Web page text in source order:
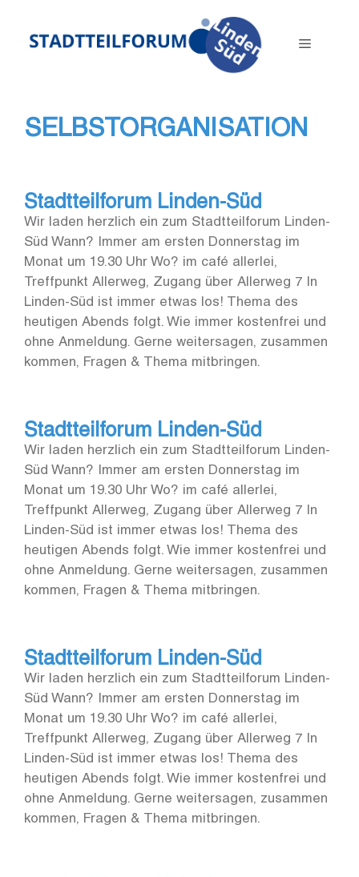
springen
Menü
SELBSTORGANISATION
Stadtteilforum Linden-Süd
Wir laden herzlich ein zum Stadtteilforum Linden-
Süd Wann? Immer am ersten Donnerstag im
Monat um 19.30 Uhr Wo? im café allerlei,
Treffpunkt Allerweg, Zugang über Allerweg 7 In
Linden-Süd ist immer etwas los! Thema des
heutigen Abends folgt. Wie immer kostenfrei und
ohne Anmeldung. Gerne weitersagen, zusammen
kommen, Fragen & Thema mitbringen.
Stadtteilforum Linden-Süd
Wir laden herzlich ein zum Stadtteilforum Linden-
Süd Wann? Immer am ersten Donnerstag im
Monat um 19.30 Uhr Wo? im café allerlei,
Treffpunkt Allerweg, Zugang über Allerweg 7 In
Linden-Süd ist immer etwas los! Thema des
heutigen Abends folgt. Wie immer kostenfrei und
ohne Anmeldung. Gerne weitersagen, zusammen
kommen, Fragen & Thema mitbringen.
Stadtteilforum Linden-Süd
Wir laden herzlich ein zum Stadtteilforum Linden-
Süd Wann? Immer am ersten Donnerstag im
Monat um 19.30 Uhr Wo? im café allerlei,
Treffpunkt Allerweg, Zugang über Allerweg 7 In
Linden-Süd ist immer etwas los! Thema des
heutigen Abends folgt. Wie immer kostenfrei und
ohne Anmeldung. Gerne weitersagen, zusammen
kommen, Fragen & Thema mitbringen.